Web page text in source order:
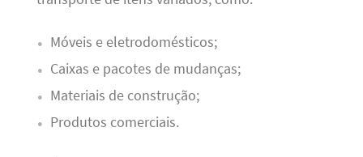
Móveis e eletrodomésticos;
Caixas e pacotes de mudanças;
Materiais de construção;
Produtos comerciais.